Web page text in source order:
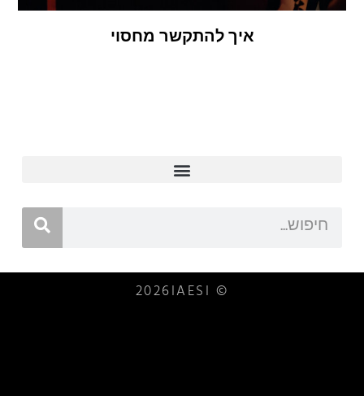
איך להתקשר מחסוי
© 2026IAESI